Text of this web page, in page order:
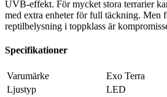
UVB-effekt. För mycket stora terrarier
med extra enheter för full täckning. Men
reptilbelysning i toppklass är
Specifikationer
Varumärke
Exo Terra
Ljustyp
LED